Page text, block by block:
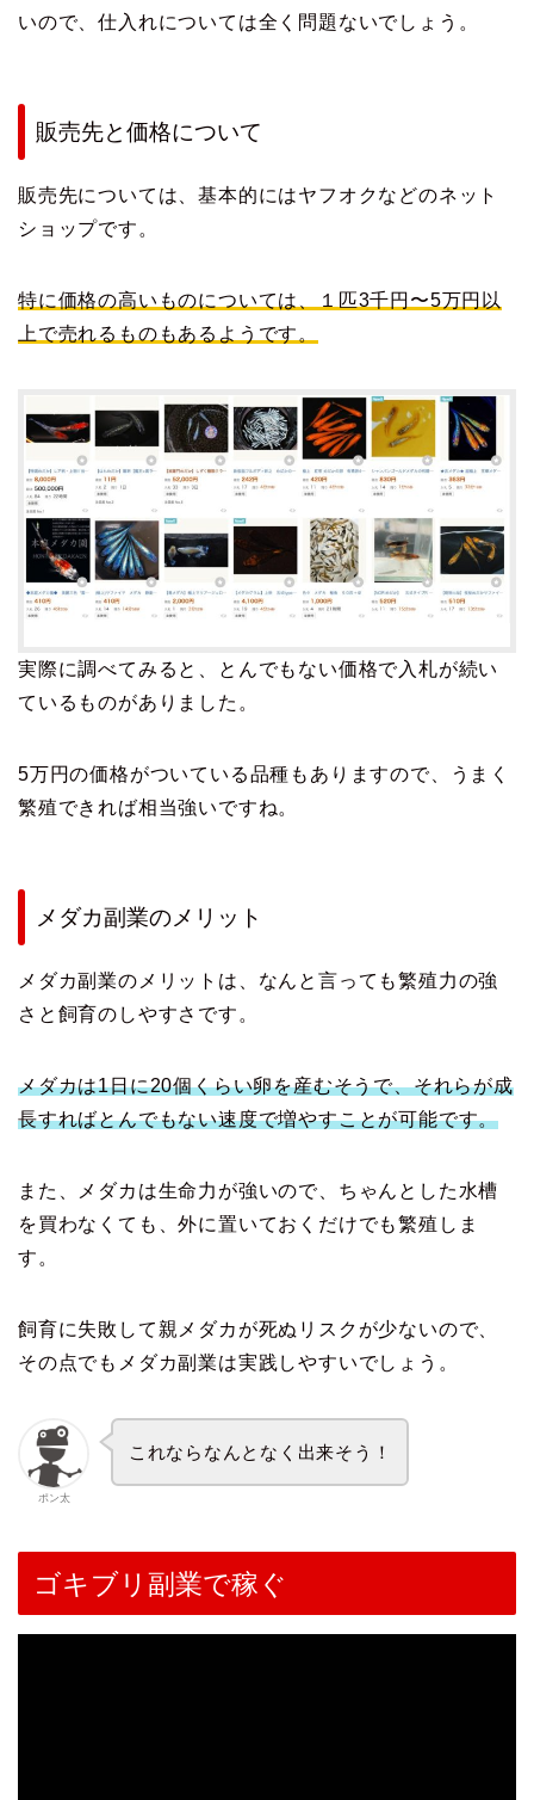
いので、仕入れについては全く問題ないでしょう。
販売先と価格について
販売先については、基本的にはヤフオクなどのネット
ショップです。
特に価格の高いものについては、１匹3千円〜5万円以
上で売れるものもあるようです。
実際に調べてみると、とんでもない価格で入札が続い
ているものがありました。
5万円の価格がついている品種もありますので、うまく
繁殖できれば相当強いですね。
メダカ副業のメリット
メダカ副業のメリットは、なんと言っても繁殖力の強
さと飼育のしやすさです。
メダカは1日に20個くらい卵を産むそうで、それらが成
長すればとんでもない速度で増やすことが可能です。
また、メダカは生命力が強いので、ちゃんとした水槽
を買わなくても、外に置いておくだけでも繁殖しま
す。
飼育に失敗して親メダカが死ぬリスクが少ないので、
その点でもメダカ副業は実践しやすいでしょう。
ポン太
これならなんとなく出来そう！
ゴキブリ副業で稼ぐ